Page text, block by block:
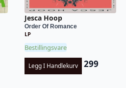
Jesca Hoop
Order Of Romance
LP
Bestillingsvare
Legg I Handlekurv 299